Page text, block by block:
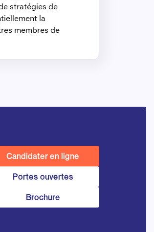
stratégies de
la
membres de
Candidater en ligne
Portes ouvertes
Brochure